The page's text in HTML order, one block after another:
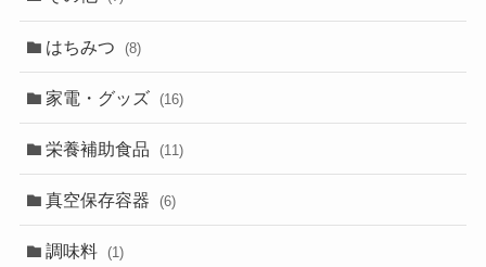
はちみつ (8)
家電・グッズ (16)
栄養補助食品 (11)
真空保存容器 (6)
調味料 (1)